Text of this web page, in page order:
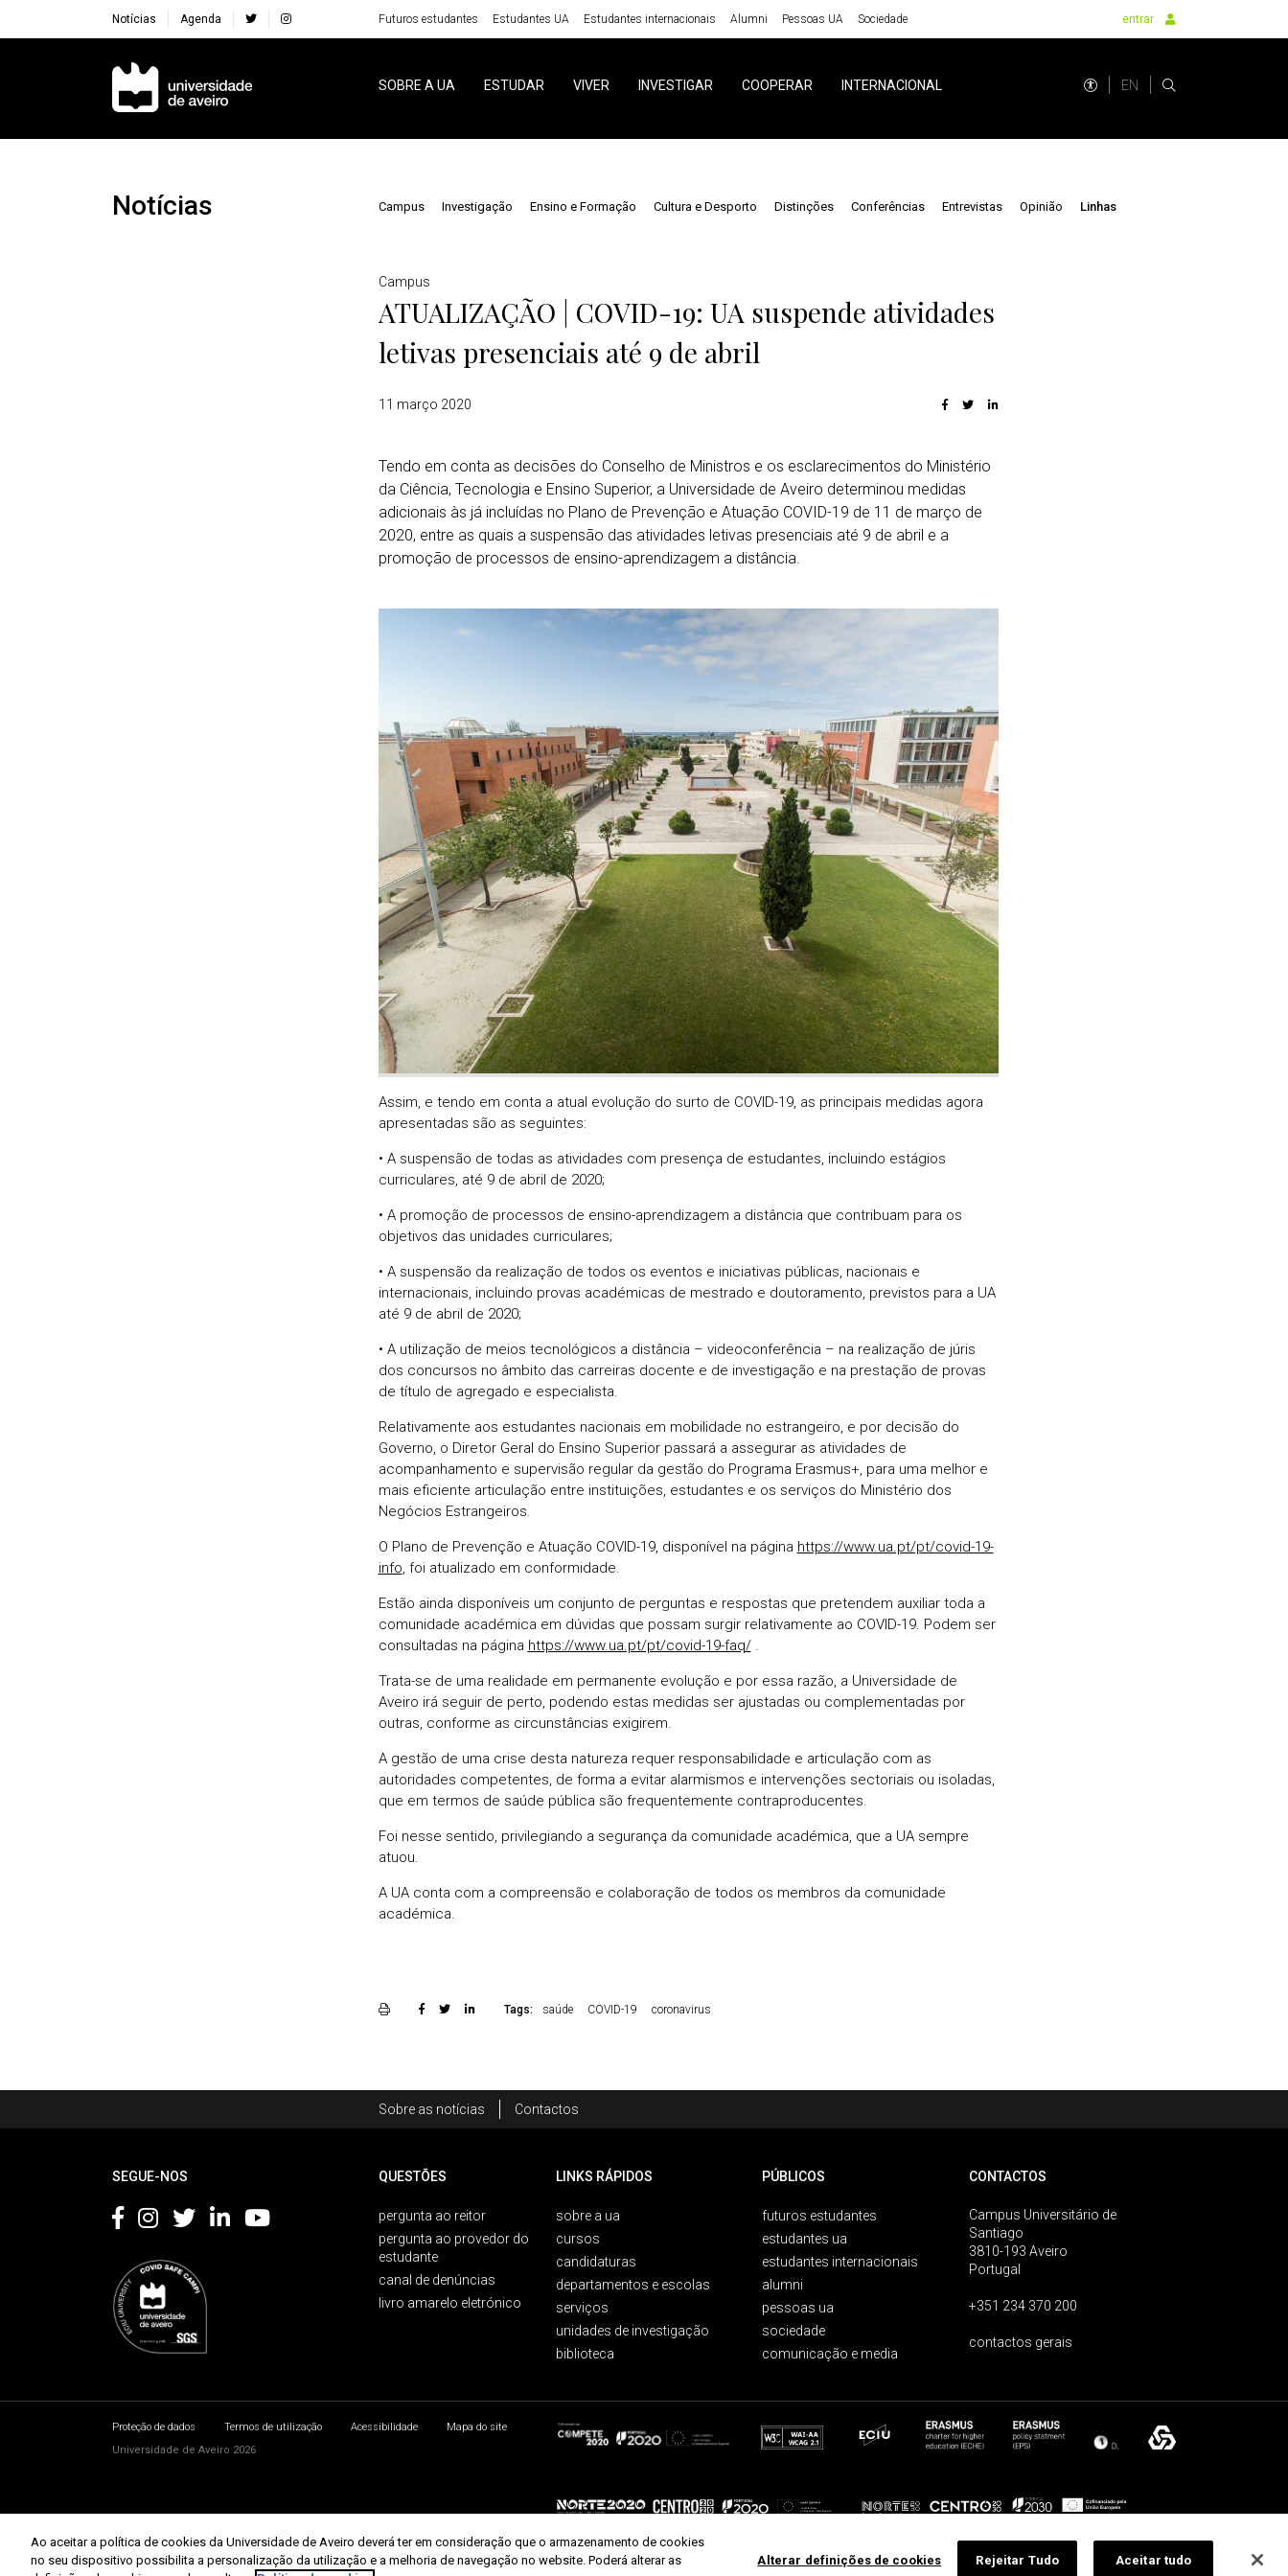
Notícias Agenda Futuros estudantes Estudantes UA Estudantes internacionais Alumni Pessoas UA Sociedade entrar
Navegação Principal
SOBRE A UA ESTUDAR VIVER INVESTIGAR COOPERAR INTERNACIONAL EN
Notícias Campus Investigação Ensino e Formação Cultura e Desporto Distinções Conferências Entrevistas Opinião Linhas
Campus
ATUALIZAÇÃO | COVID-19: UA suspende atividades
letivas presenciais até 9 de abril
11 março 2020
Tendo em conta as decisões do Conselho de Ministros e os esclarecimentos do Ministério
da Ciência, Tecnologia e Ensino Superior, a Universidade de Aveiro determinou medidas
adicionais às já incluídas no Plano de Prevenção e Atuação COVID-19 de 11 de março de
2020, entre as quais a suspensão das atividades letivas presenciais até 9 de abril e a
promoção de processos de ensino-aprendizagem a distância.
Assim, e tendo em conta a atual evolução do surto de COVID-19, as principais medidas agora
apresentadas são as seguintes:
• A suspensão de todas as atividades com presença de estudantes, incluindo estágios
curriculares, até 9 de abril de 2020;
• A promoção de processos de ensino-aprendizagem a distância que contribuam para os
objetivos das unidades curriculares;
• A suspensão da realização de todos os eventos e iniciativas públicas, nacionais e
internacionais, incluindo provas académicas de mestrado e doutoramento, previstos para a UA
até 9 de abril de 2020;
• A utilização de meios tecnológicos a distância – videoconferência – na realização de júris
dos concursos no âmbito das carreiras docente e de investigação e na prestação de provas
de título de agregado e especialista.
Relativamente aos estudantes nacionais em mobilidade no estrangeiro, e por decisão do
Governo, o Diretor Geral do Ensino Superior passará a assegurar as atividades de
acompanhamento e supervisão regular da gestão do Programa Erasmus+, para uma melhor e
mais eficiente articulação entre instituições, estudantes e os serviços do Ministério dos
Negócios Estrangeiros.
O Plano de Prevenção e Atuação COVID-19, disponível na página https://www.ua.pt/pt/covid-19-
info, foi atualizado em conformidade.
Estão ainda disponíveis um conjunto de perguntas e respostas que pretendem auxiliar toda a
comunidade académica em dúvidas que possam surgir relativamente ao COVID-19. Podem ser
consultadas na página https://www.ua.pt/pt/covid-19-faq/.
Trata-se de uma realidade em permanente evolução e por essa razão, a Universidade de
Aveiro irá seguir de perto, podendo estas medidas ser ajustadas ou complementadas por
outras, conforme as circunstâncias exigirem.
A gestão de uma crise desta natureza requer responsabilidade e articulação com as
autoridades competentes, de forma a evitar alarmismos e intervenções sectoriais ou isoladas,
que em termos de saúde pública são frequentemente contraproducentes.
Foi nesse sentido, privilegiando a segurança da comunidade académica, que a UA sempre
atuou.
A UA conta com a compreensão e colaboração de todos os membros da comunidade
académica.
Tags: saúde COVID-19 coronavirus
Sobre as notícias Contactos
SEGUE-NOS QUESTÕES
pergunta ao reitor
pergunta ao provedor do
estudante
canal de denúncias
livro amarelo eletrónico
LINKS RÁPIDOS
sobre a ua
cursos
candidaturas
departamentos e escolas
serviços
unidades de investigação
biblioteca
PÚBLICOS
futuros estudantes
estudantes ua
estudantes internacionais
alumni
pessoas ua
sociedade
comunicação e media
CONTACTOS
Campus Universitário de
Santiago
3810-193 Aveiro
Portugal
+351 234 370 200
contactos gerais
Proteção de dados Termos de utilização Acessibilidade
Mapa do site
Universidade de Aveiro 2026
Ao aceitar a política de cookies da Universidade de Aveiro deverá ter em consideração que o armazenamento de cookies
no seu dispositivo possibilita a personalização da utilização e a melhoria de navegação no website. Poderá alterar as
Alterar definições de cookies Rejeitar Tudo Aceitar tudo